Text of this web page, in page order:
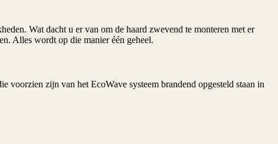
Wat dacht u er van om de haard zwevend te monteren met er
Alles wordt op die manier één geheel.
voorzien zijn van het EcoWave systeem brandend opgesteld staan in